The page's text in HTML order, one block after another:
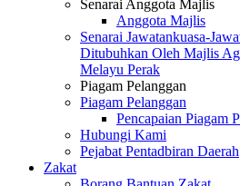
Senarai Anggota Majlis
Anggota Majlis
Senarai Jawatankuasa-
Ditubuhkan Oleh Majlis
Melayu Perak
Piagam Pelanggan
Piagam Pelanggan
Pencapaian Piagam
Hubungi Kami
Pejabat Pentadbiran Daerah
Zakat